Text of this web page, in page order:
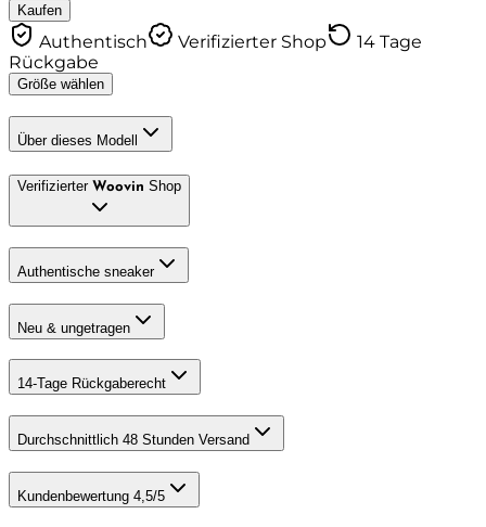
Kaufen
Authentisch Verifizierter Shop
14 Tage
Rückgabe
Größe wählen
Über dieses Modell
Verifizierter Woovin Shop
Authentische sneaker
Neu & ungetragen
14-Tage Rückgaberecht
Durchschnittlich 48 Stunden Versand
Kundenbewertung 4,5/5